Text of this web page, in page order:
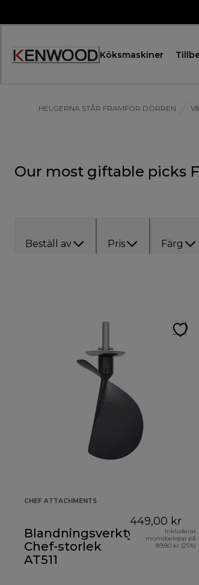
Accessibility
Köksmaskiner
HELGERNA STÅR FRAMFÖR DÖRREN
Our most giftable picks
Beställ av Pris Färg
CHEF ATTACHMENTS
Blandningsverktyg
Chef-storlek
AT511
449,00 kr
Inkluderat
momsbelopp på
89,80 kr (25%)